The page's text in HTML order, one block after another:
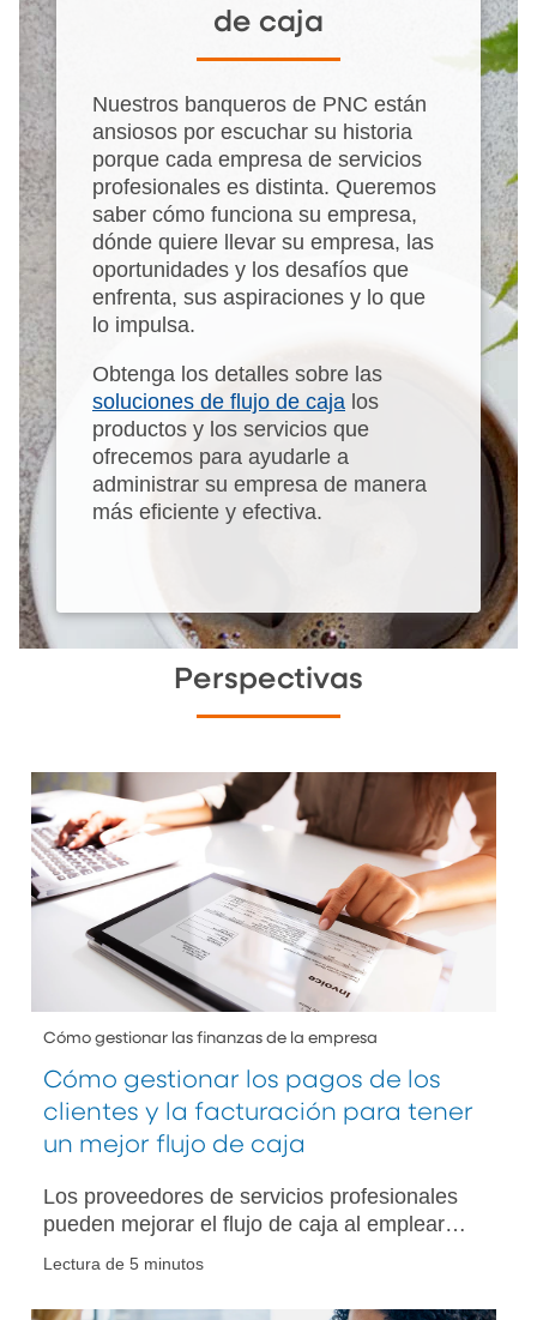
de caja
Nuestros banqueros de PNC están
ansiosos por escuchar su historia
porque cada empresa de servicios
profesionales es distinta. Queremos
saber cómo funciona su empresa,
dónde quiere llevar su empresa, las
oportunidades y los desafíos que
enfrenta, sus aspiraciones y lo que
lo impulsa.
Obtenga los detalles sobre las
soluciones de flujo de caja los
productos y los servicios que
ofrecemos para ayudarle a
administrar su empresa de manera
más eficiente y efectiva.
Perspectivas
Cómo gestionar las finanzas de la empresa
Cómo gestionar los pagos de los
clientes y la facturación para tener
un mejor flujo de caja
Los proveedores de servicios profesionales
pueden mejorar el flujo de caja al emplear
bancarias.
Lectura de 5 minutos